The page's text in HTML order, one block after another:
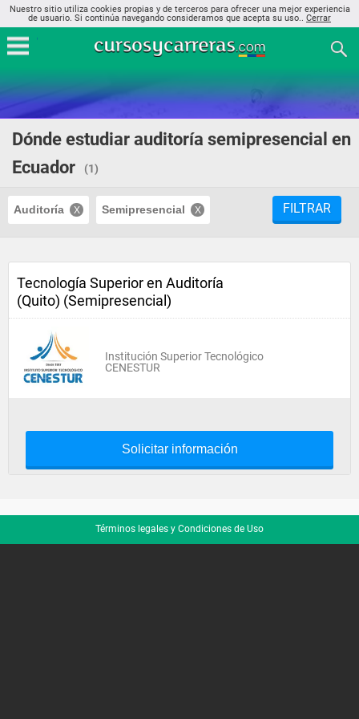
Nuestro sitio utiliza cookies propias y de terceros para ofrecer una mejor experiencia
de usuario. Si continúa navegando consideramos que acepta su uso.. Cerrar
Dónde estudiar auditoría semipresencial en
Ecuador
(1)
Auditoría Semipresencial FILTRAR
Tecnología Superior en Auditoría
(Quito) (Semipresencial)
Institución Superior Tecnológico
CENESTUR
Solicitar información
Términos legales y Condiciones de Uso